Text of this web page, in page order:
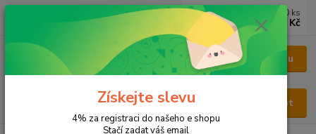
Menu
Hledat
0 ks
0 Kč
Získejte slevu
4% za registraci do našeho e shopu
Stačí zadat váš email